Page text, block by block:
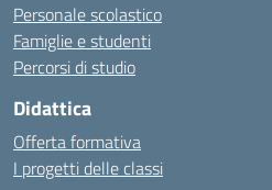
Personale scolastico
Famiglie e studenti
Percorsi di studio
Didattica
Offerta formativa
I progetti delle classi